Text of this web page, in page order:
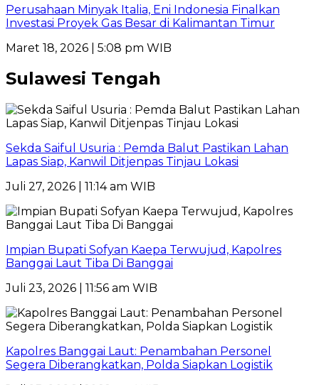
Perusahaan Minyak Italia, Eni Indonesia Finalkan
Investasi Proyek Gas Besar di Kalimantan Timur
Maret 18, 2026 | 5:08 pm WIB
Sulawesi Tengah
Sekda Saiful Usuria : Pemda Balut Pastikan Lahan
Lapas Siap, Kanwil Ditjenpas Tinjau Lokasi
Juli 27, 2026 | 11:14 am WIB
Impian Bupati Sofyan Kaepa Terwujud, Kapolres
Banggai Laut Tiba Di Banggai
Juli 23, 2026 | 11:56 am WIB
Kapolres Banggai Laut: Penambahan Personel
Segera Diberangkatkan, Polda Siapkan Logistik